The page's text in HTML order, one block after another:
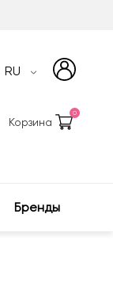
RU
Корзина
0
Бренды